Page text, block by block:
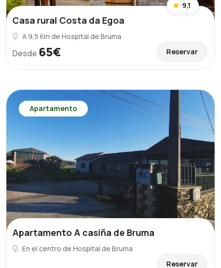
9,1
Casa rural Costa da Egoa
A 9,5 Km de Hospital de Bruma
Desde 65€ Reservar
Apartamento
Apartamento A casiña de Bruma
En el centro de Hospital de Bruma
Reservar